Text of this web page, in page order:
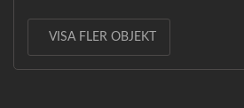
VISA FLER OBJEKT